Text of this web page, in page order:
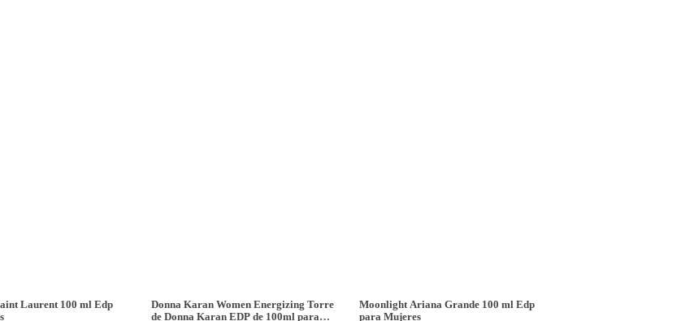
Laurent 100 ml Edp
Donna Karan Women Energizing Torre
de Donna Karan EDP de 100ml para
Moonlight Ariana Grande 100 ml Edp
para Mujeres